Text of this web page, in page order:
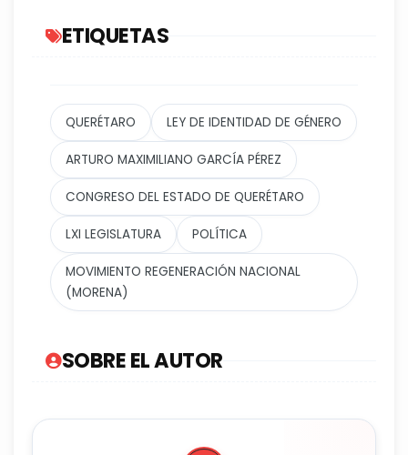
ETIQUETAS
QUERÉTARO LEY DE IDENTIDAD DE GÉNERO
ARTURO MAXIMILIANO GARCÍA PÉREZ
CONGRESO DEL ESTADO DE QUERÉTARO
LXI LEGISLATURA POLÍTICA
MOVIMIENTO REGENERACIÓN NACIONAL
(MORENA)
SOBRE EL AUTOR